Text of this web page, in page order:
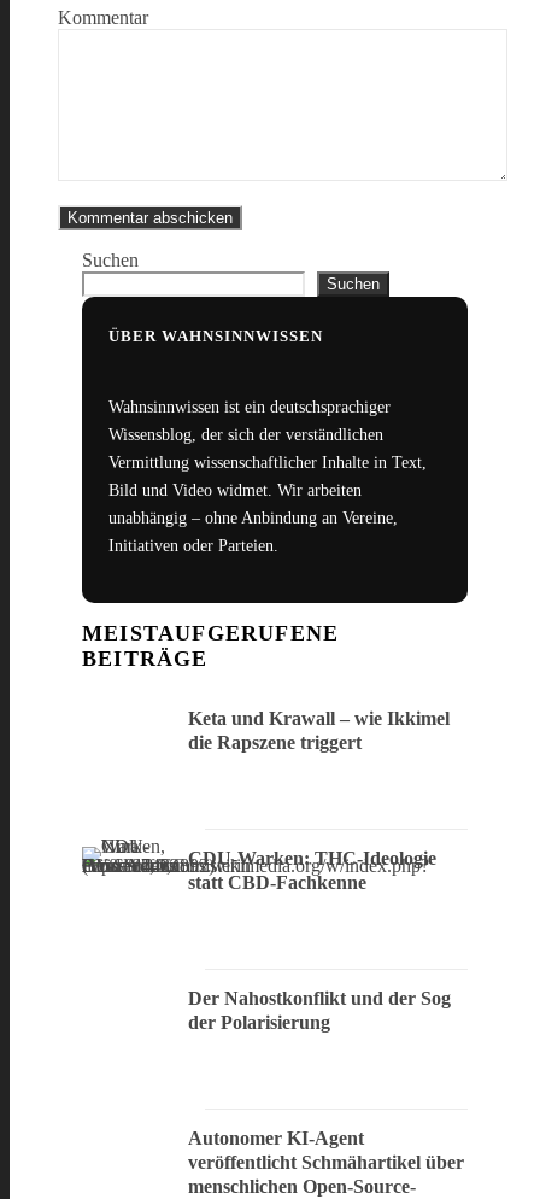
Kommentar
Suchen
Suchen
ÜBER WAHNSINNWISSEN
Wahnsinnwissen ist ein deutschsprachiger
Wissensblog, der sich der verständlichen
Vermittlung wissenschaftlicher Inhalte in Text,
Bild und Video widmet. Wir arbeiten
unabhängig – ohne Anbindung an Vereine,
Initiativen oder Parteien.
MEISTAUFGERUFENE
BEITRÄGE
Keta und Krawall – wie Ikkimel
die Rapszene triggert
CDU-Warken: THC-Ideologie
statt CBD-Fachkenne
Der Nahostkonflikt und der Sog
der Polarisierung
Autonomer KI-Agent
veröffentlicht Schmähartikel über
menschlichen Open-Source-